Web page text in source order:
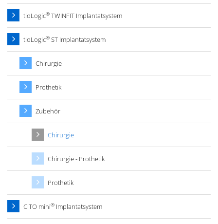
tioLogic® TWINFIT Implantatsystem
tioLogic® ST Implantatsystem
Chirurgie
Prothetik
Zubehör
Chirurgie
Chirurgie - Prothetik
Prothetik
CITO mini® Implantatsystem